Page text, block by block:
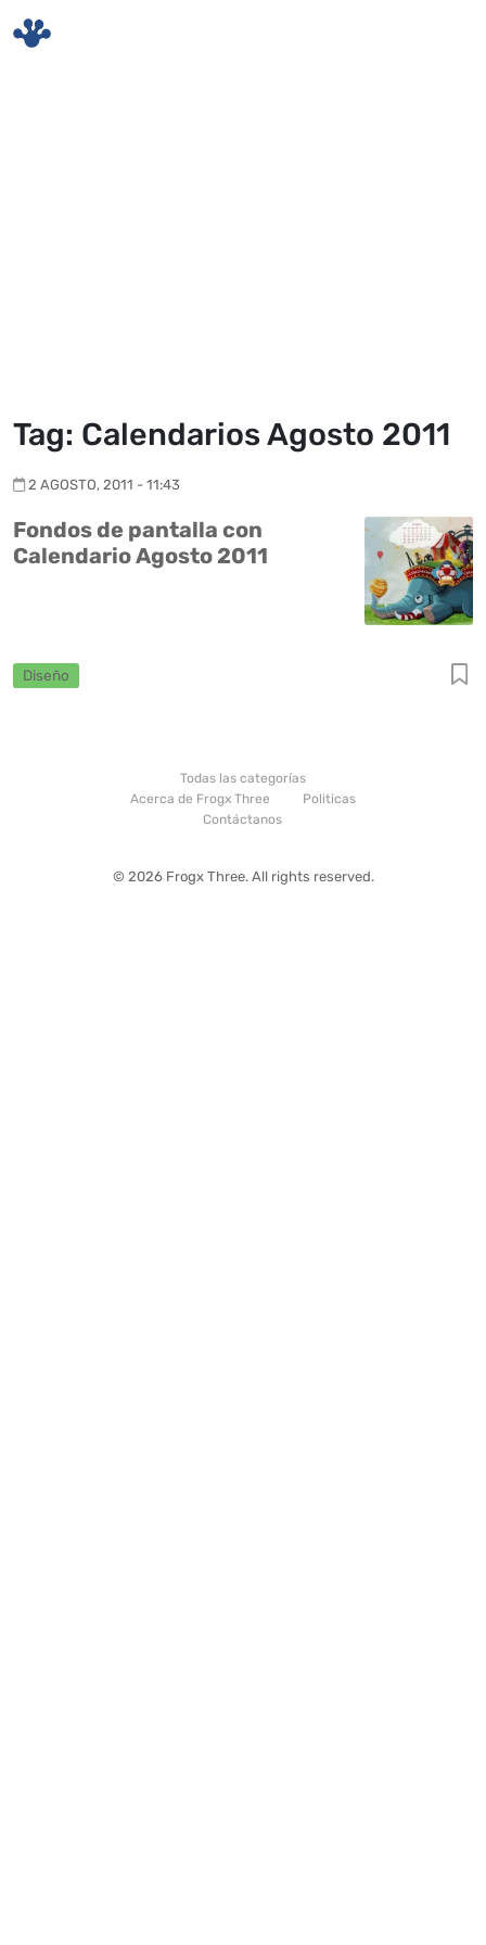
Tag: Calendarios Agosto 2011
2 AGOSTO, 2011 - 11:43
Fondos de pantalla con
Calendario Agosto 2011
Diseño
Todas las categorías
Acerca de Frogx Three
Politicas
Contáctanos
© 2026 Frogx Three. All rights reserved.